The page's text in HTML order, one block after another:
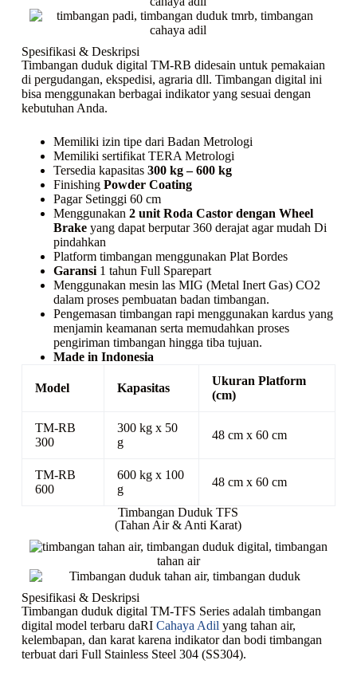
Spesifikasi & Deskripsi
Timbangan duduk digital TM-RB didesain untuk pemakaian
di pergudangan, ekspedisi, agraria dll. Timbangan digital ini
bisa menggunakan berbagai indikator yang sesuai dengan
kebutuhan Anda.
Memiliki izin tipe dari Badan Metrologi
Memiliki sertifikat TERA Metrologi
Tersedia kapasitas 300 kg – 600 kg
Finishing Powder Coating
Pagar Setinggi 60 cm
Menggunakan 2 unit Roda Castor dengan Wheel
Brakeyang dapat berputar 360 derajat agar mudah Di
pindahkan
Platform timbangan menggunakan Plat Bordes
Garansi1 tahun Full Sparepart
Menggunakan mesin las MIG (Metal Inert Gas) CO2
dalam proses pembuatan badan timbangan.
Pengemasan timbangan rapi menggunakan kardus yang
menjamin keamanan serta memudahkan proses
pengiriman timbangan hingga tiba tujuan.
Made in Indonesia
Model Kapasitas
Ukuran Platform
(cm)
TM-RB
300
300 kg x 50
g
48 cm x 60 cm
TM-RB
600
600 kg x 100
g
48 cm x 60 cm
Timbangan Duduk TFS
(Tahan Air & Anti Karat)
Spesifikasi & Deskripsi
Timbangan duduk digital TM-TFS Series adalah timbangan
digital model terbaru daRI Cahaya Adilyang tahan air,
kelembapan, dan karat karena indikator dan bodi timbangan
terbuat dari Full Stainless Steel 304 (SS304).